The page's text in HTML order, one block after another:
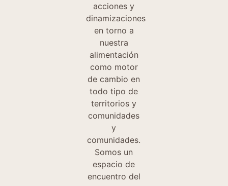
acciones y
dinamizaciones
en torno a
nuestra
alimentación
como motor
de cambio en
todo tipo de
territorios y
comunidades
y
comunidades.
Somos un
espacio de
encuentro del